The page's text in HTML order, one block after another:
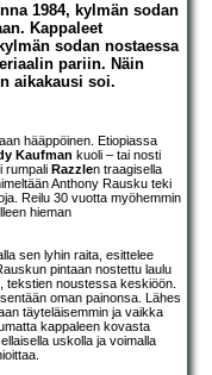
1984, kylmän sodan
Kappaleet
sodan nostaessa
pariin. Näin
aikakausi soi.
hääppöinen. Etiopiassa
Kaufman kuoli – tai nosti
rumpali Razzlen traagisella
Anthony Rausku teki
Reilu 30 vuotta myöhemmin
hieman
sen lyhin raita, esittelee
pintaan nostettu laulu
tekstien noustessa keskiöön.
oman painonsa. Lähes
täyteläisemmin ja vaikka
kappaleen kovasta
uskolla ja voimalla